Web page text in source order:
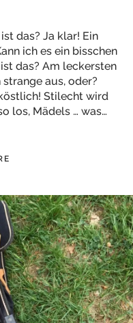
das? Ja klar! Ein
ich es ein bisschen
das? Am leckersten
strange aus, oder?
Stilecht wird
los, Mädels … was…